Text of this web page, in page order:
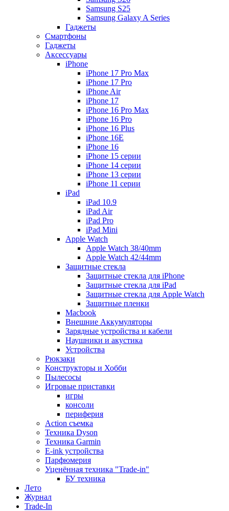
Samsung S25
Samsung Galaxy A Series
Гаджеты
Смартфоны
Гаджеты
Аксессуары
iPhone
iPhone 17 Pro Max
iPhone 17 Pro
iPhone Air
iPhone 17
iPhone 16 Pro Max
iPhone 16 Pro
iPhone 16 Plus
iPhone 16E
iPhone 16
iPhone 15 серии
iPhone 14 серии
iPhone 13 серии
iPhone 11 серии
iPad
iPad 10.9
iPad Air
iPad Pro
iPad Mini
Apple Watch
Apple Watch 38/40mm
Apple Watch 42/44mm
Защитные стекла
Защитные стекла для iPhone
Защитные стекла для iPad
Защитные стекла для Apple Watch
Защитные пленки
Macbook
Внешние Аккумуляторы
Зарядные устройства и кабели
Наушники и акустика
Устройства
Рюкзаки
Конструкторы и Хобби
Пылесосы
Игровые приставки
игры
консоли
периферия
Action съемка
Техника Dyson
Техника Garmin
E-ink устройства
Парфюмерия
Уценённая техника "Trade-in"
БУ техника
Лето
Журнал
Trade-In